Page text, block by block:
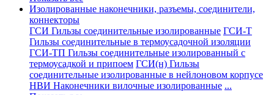
Изолированные наконечники, разъемы, соединители,
коннекторы
ГСИ Гильзы соединительные изолированные ГСИ-Т
Гильзы соединительные в термоусадочной изоляции
ГСИ-ТП Гильзы соединительные изолированный с
термоусадкой и припоем ГСИ(н) Гильзы
соединительные изолированные в нейлоновом корпусе
НВИ Наконечники вилочные изолированные ...